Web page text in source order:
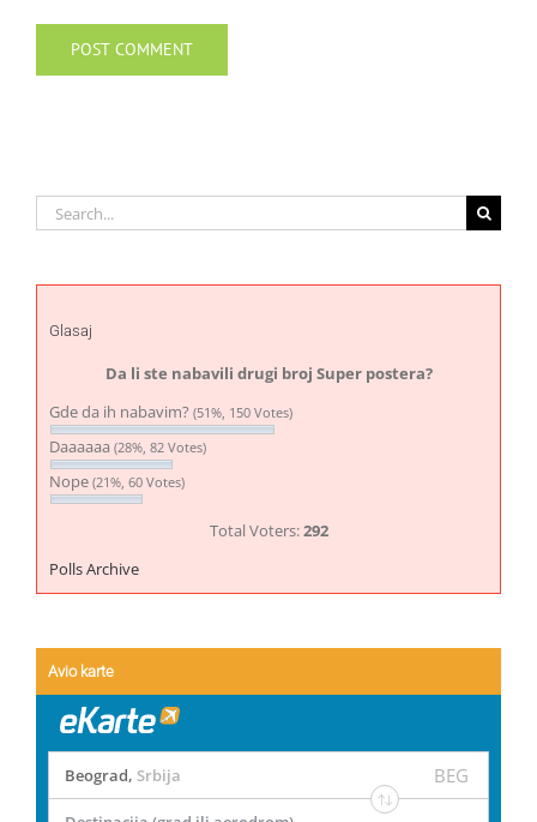
Search
for:
Glasaj
Da li ste nabavili drugi broj Super postera?
Gde da ih nabavim? (51%, 150 Votes)
Daaaaaa (28%, 82 Votes)
Nope (21%, 60 Votes)
Total Voters:292
Polls Archive
Avio karte
Beograd, Srbija BEG